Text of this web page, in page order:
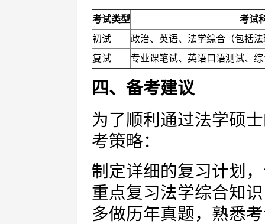
考试类型
考试
初试
政治、英语、法学综合（包括
复试
专业课笔试、英语口语测试、
四、备考建议
为了顺利通过法学硕
考策略：
制定详细的复习计划
重点复习法学综合知
多做历年真题，熟悉